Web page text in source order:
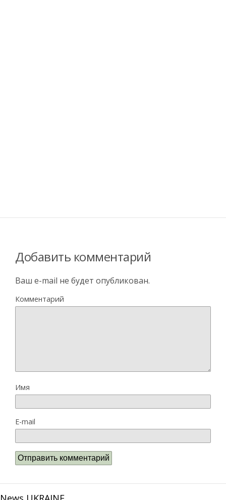
Добавить комментарий
Ваш e-mail не будет опубликован.
Комментарий
Имя
E-mail